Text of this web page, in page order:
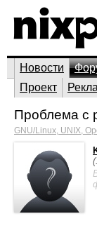
Новости
Проект
Проблема с
GNU/Linux, UNIX,